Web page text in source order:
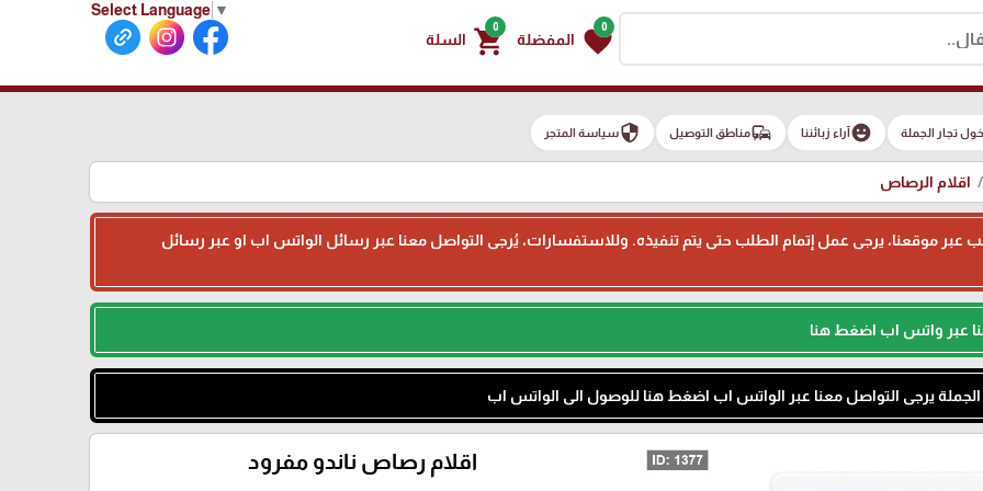
Select Language ▼
0
favorite المفضلة
0
shopping_cart السلة
تجار الجملة emoji_emotionsآراء زبائننا commuteمناطق التوصيل securityسياسة المتجر
اقلام الرصاص
طلب عبر موقعنا، يرجى عمل إتمام الطلب حتى يتم تنفيذه. وللاستفسارات، يُرجى التواصل معنا عبر رسائل الواتس اب او عبر رسائل
عبر واتس اب اضغط هنا
الجملة يرجى التواصل معنا عبر الواتس اب اضغط هنا للوصول الى الواتس اب
اقلام رصاص ناندو مفرود